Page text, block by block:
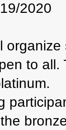
2020
to all.